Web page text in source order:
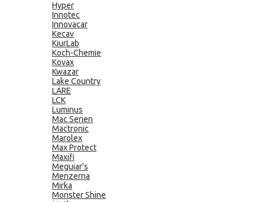
Hyper
Innotec
Innovacar
Kecav
KiurLab
Koch-Chemie
Kovax
Kwazar
Lake Country
LARE
LCK
Luminus
Mac Serien
Mactronic
Marolex
Max Protect
Maxifi
Meguiar's
Menzerna
Mirka
Monster Shine